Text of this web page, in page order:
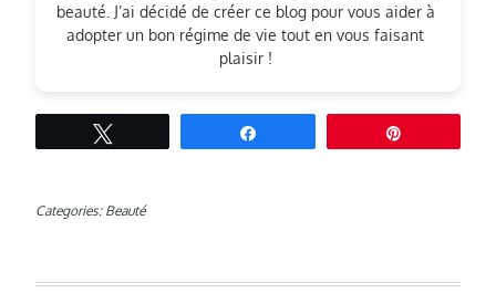
beauté. J’ai décidé de créer ce blog pour vous aider à
adopter un bon régime de vie tout en vous faisant
plaisir !
Categories: Beauté